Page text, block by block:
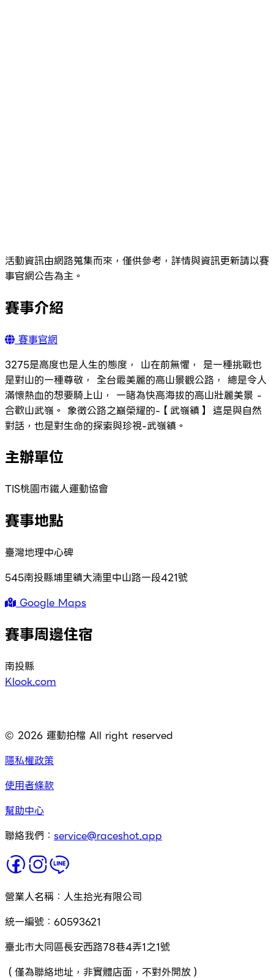
活動資訊由網路蒐集而來，僅供參考，詳情與資訊更新請以賽
事官網公告為主。
賽事介紹
賽事官網
3275是高度也是人生的態度， 山在前無懼， 是一種挑戰也
是對山的一種尊敬， 全台最美麗的高山景觀公路， 總是令人
滿懷熱血的想要騎上山， 一睹為快高海拔的高山壯麗美景 -
合歡山武嶺。 象徵公路之巔榮耀的-【武嶺鎮】 這是與自然
對話，也是對生命的探索與珍視-武嶺鎮。
主辦單位
TIS桃園市鐵人運動協會
賽事地點
臺灣地理中心碑
545南投縣埔里鎮大湳里中山路一段421號
Google Maps
賽事周邊住宿
南投縣
Klook.com
© 2026 運動拍檔 All right reserved
隱私權政策
使用者條款
幫助中心
聯絡我們： service@raceshot.app
營業人名稱：人生拾光有限公司
統一編號：60593621
臺北市大同區長安西路78巷4弄1之1號
（僅為聯絡地址，非實體店面，不對外開放）